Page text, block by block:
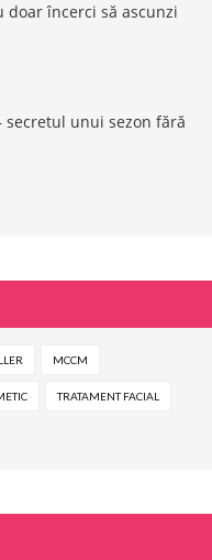
doar încerci să ascunzi
unui sezon fără
MCCM
TRATAMENT FACIAL